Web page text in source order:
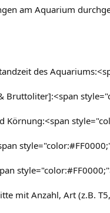
am Aquarium
des
Bruttoliter]:<span
Körnung:<span
mit Anzahl, Art (z.B.